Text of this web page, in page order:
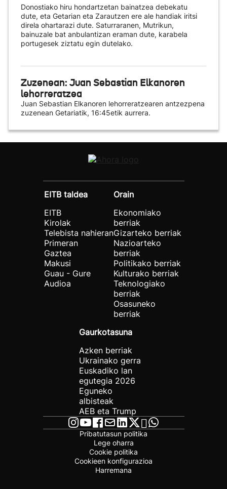
Donostiako hiru hondartzetan bainatzea debekatu
dute, eta Getarian eta Zarautzen ere ale handiak iritsi
direla ohartarazi dute. Saturraranen, Mutrikun,
bainuzale bat anbulantizan eraman dute, karabela
portugesek ziztatu egin dutelako.
Zuzenean: Juan Sebastian Elkanoren
lehorreratzea
Juan Sebastian Elkanoren lehorreratzearen antzezpena
zuzenean Getariatik, 16:45etik aurrera.
EITB taldea
EITB
Kirolak
Telebista nahieran
Primeran
Gaztea
Makusi
Guau - Gure
Audioa
Orain
Ekonomiako
berriak
Gizarteko berriak
Nazioarteko
berriak
Politikako berriak
Kulturako berriak
Teknologiako
berriak
Osasuneko
berriak
Gaurkotasuna
Azken berriak
Ukrainako gerra
Euskadiko lan
egutegia 2026
Eguneko
albisteak
AEB eta Trump
Pribatutasun politika
Lege oharra
Cookie politika
Cookieen konfigurazioa
Harremana